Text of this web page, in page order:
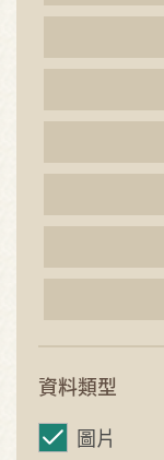
資料類型
圖片